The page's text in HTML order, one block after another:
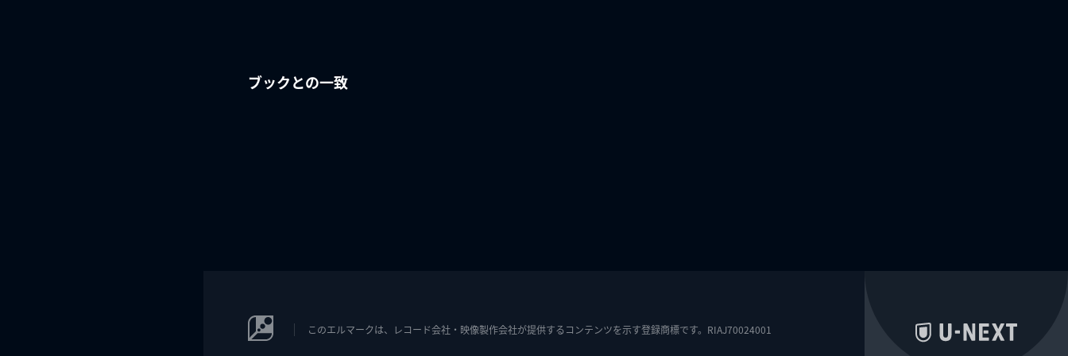
ブックとの一致
このエルマークは、レコード会社・映像製作会社が提供するコンテンツを示す登録商標です。RIAJ70024001